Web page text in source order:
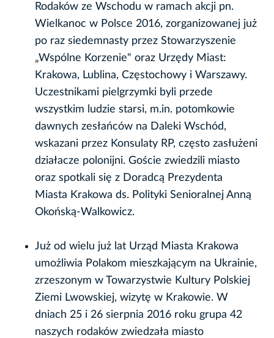
Rodaków ze Wschodu w ramach akcji pn.
Wielkanoc w Polsce 2016, zorganizowanej już
po raz siedemnasty przez Stowarzyszenie
„Wspólne Korzenie" oraz Urzędy Miast:
Krakowa, Lublina, Częstochowy i Warszawy.
Uczestnikami pielgrzymki byli przede
wszystkim ludzie starsi, m.in. potomkowie
dawnych zesłańców na Daleki Wschód,
wskazani przez Konsulaty RP, często zasłużeni
działacze polonijni. Goście zwiedzili miasto
oraz spotkali się z Doradcą Prezydenta
Miasta Krakowa ds. Polityki Senioralnej Anną
Okońską-Walkowicz.
Już od wielu już lat Urząd Miasta Krakowa
umożliwia Polakom mieszkającym na Ukrainie,
zrzeszonym w Towarzystwie Kultury Polskiej
Ziemi Lwowskiej, wizytę w Krakowie. W
dniach 25 i 26 sierpnia 2016 roku grupa 42
naszych rodaków zwiedzała miasto